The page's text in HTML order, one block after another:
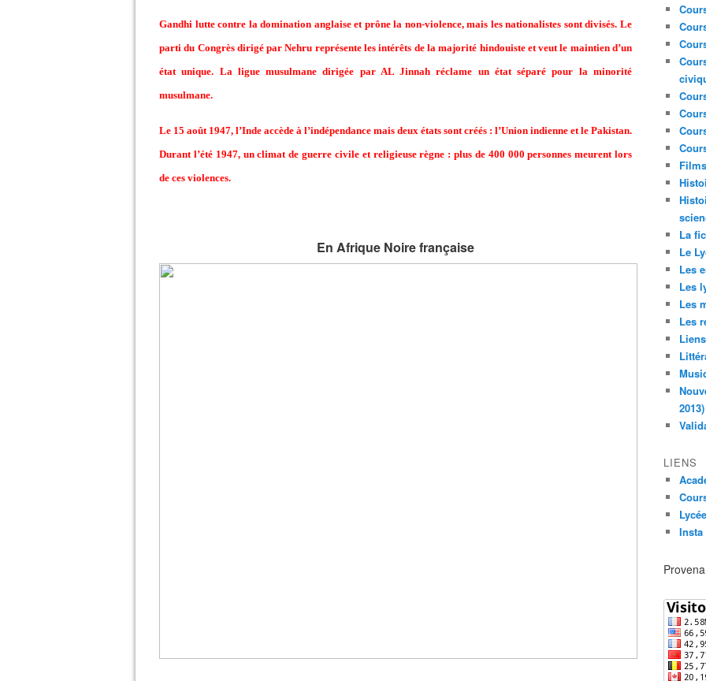
Gandhi lutte contre la domination anglaise et prône la non-violence, mais les nationalistes sont divisés. Le
parti du Congrès dirigé par Nehru représente les intérêts de la majorité hindouiste et veut le maintien d’un
état unique. La ligue musulmane dirigée par AL Jinnah réclame un état séparé pour la minorité
musulmane.
Le 15 août 1947, l’Inde accède à l’indépendance mais deux états sont créés : l’Union indienne et le Pakistan.
Durant l’été 1947, un climat de guerre civile et religieuse règne : plus de 400 000 personnes meurent lors
de ces violences.
En Afrique Noire française
Films
La
Le
Les
Les
Les
Les
Liens
2013)
LIENS